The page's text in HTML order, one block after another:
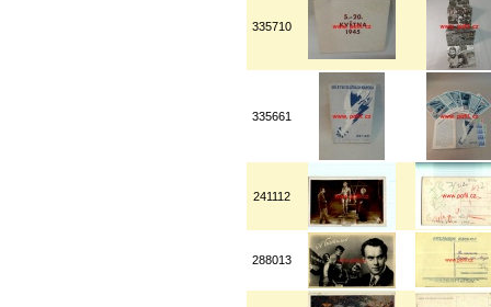
335710
335661
241112
288013